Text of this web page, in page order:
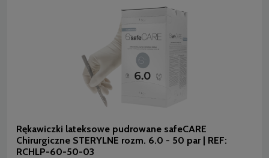
Rękawiczki lateksowe pudrowane safeCARE
Chirurgiczne STERYLNE rozm. 6.0 - 50 par | REF:
RCHLP-60-50-03